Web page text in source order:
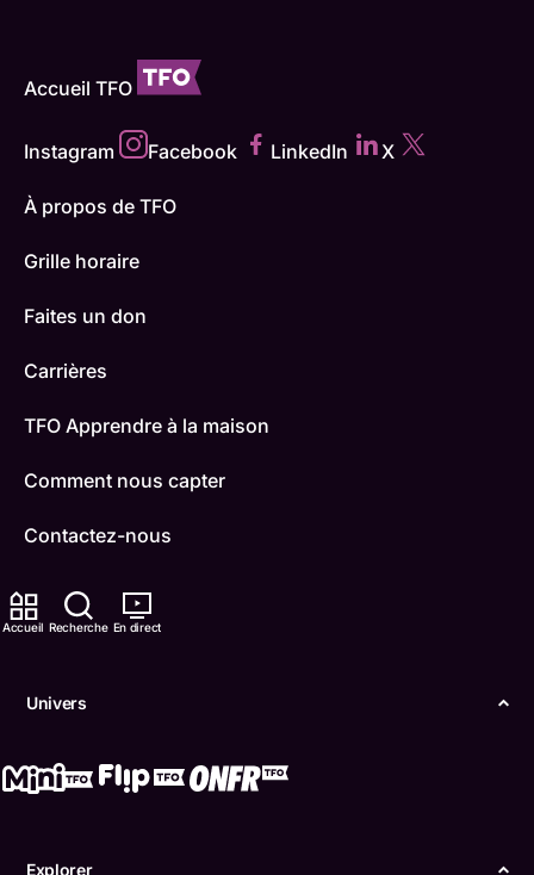
Accueil Recherche En direct
Univers
Explorer
Accueil TFO
Instagram Facebook LinkedIn X
À propos de TFO
Grille horaire
Faites un don
Carrières
TFO Apprendre à la maison
Comment nous capter
Contactez-nous
ONFR
Boukili
Confidentialité